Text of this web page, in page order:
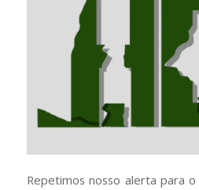
Repetimos nosso alerta para o